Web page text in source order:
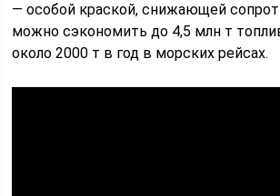
— особой краской, снижающей
можно сэкономить до 4,5 млн т
около 2000 т в год в морских рейсах.